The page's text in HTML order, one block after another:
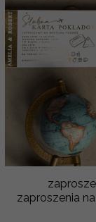
zaproszenia